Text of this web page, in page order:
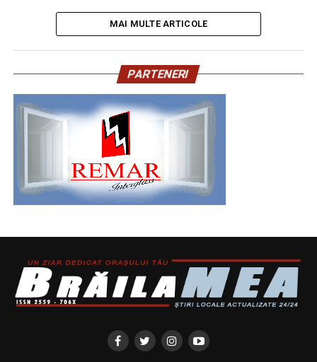
MAI MULTE ARTICOLE
PARTENERI